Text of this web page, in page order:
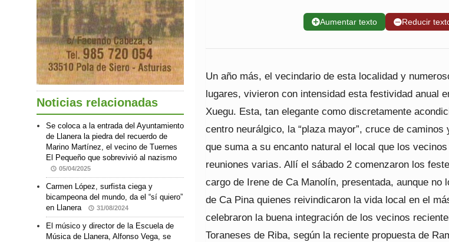
➕Aumentar texto ➖Reducir
Un año más, el vecindario de esta localidad y
lugares, vivieron con intensidad esta festividad anual
Xuegu. Esta, tan elegante como discretamente
centro neurálgico, la “plaza mayor”, cruce de caminos
que suma a su encanto natural el local que los
reuniones varias. Allí el sábado 2 comenzaron los
cargo de Irene de Ca Manolín, presentada, aunque no
de Ca Pina quienes reivindicaron la vida local en el
celebraron la buena integración de los vecinos
Toraneses de Riba, según la reciente propuesta de
Noticias relacionadas
Se coloca a la entrada del Ayuntamiento
de Llanera la piedra del recuerdo de
Marino Martínez, el vecino de Tuernes
El Pequeño que sobrevivió al nazismo
05/04/2025
Carmen López, surfista ciega y
bicampeona del mundo, da el “sí quiero”
en Llanera
31/08/2024
El músico y director de la Escuela de
Música de Llanera, Alfonso Vega, se